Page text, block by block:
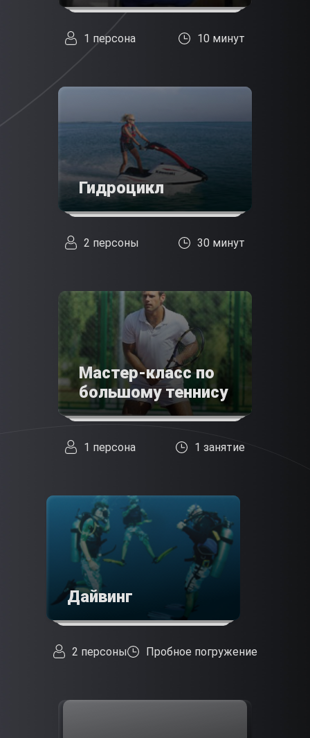
1 персона 10 минут
Гидроцикл
2 персоны 30 минут
Мастер-класс по
большому теннису
1 персона 1 занятие
Дайвинг
2 персоны Пробное погружение